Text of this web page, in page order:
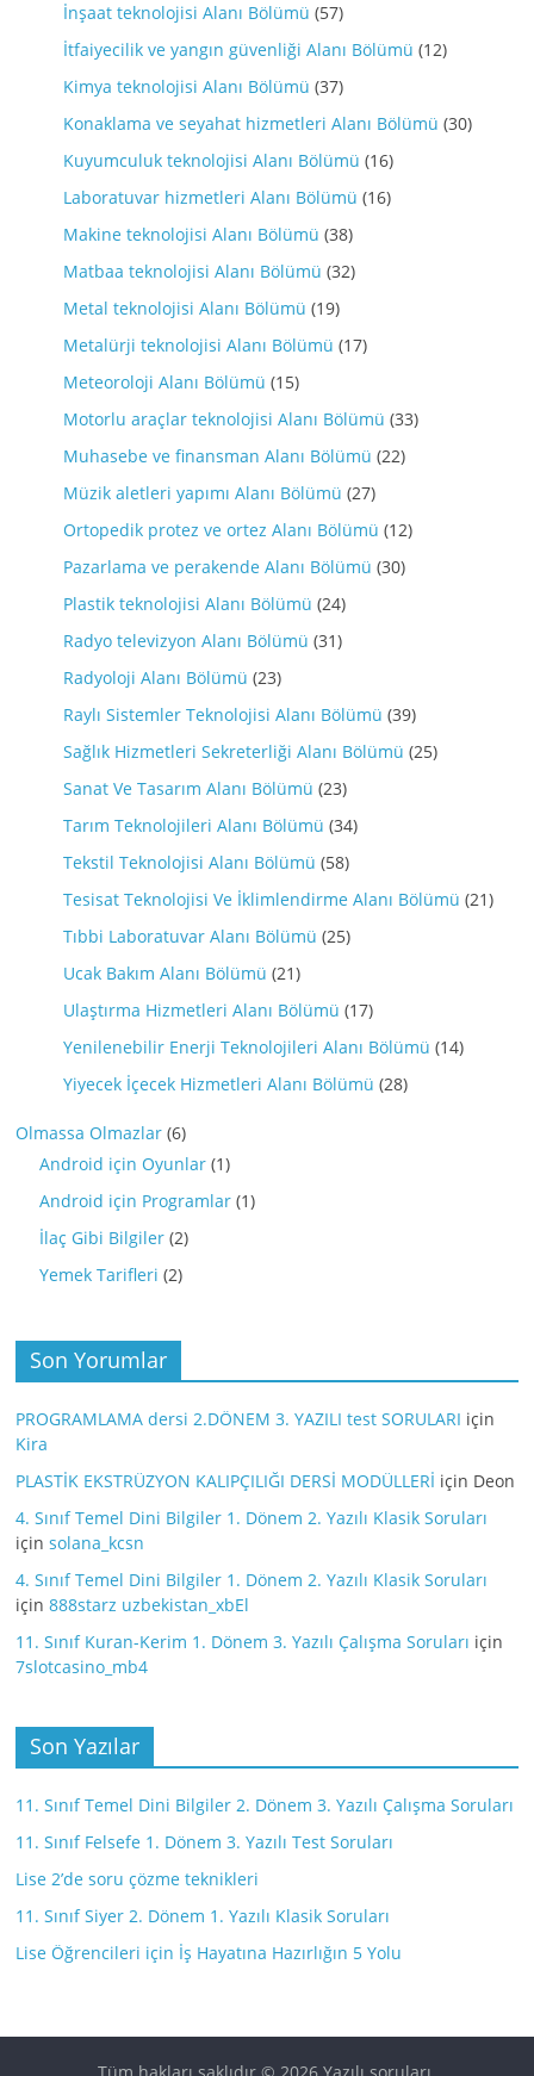
İnşaat teknolojisi Alanı Bölümü (57)
İtfaiyecilik ve yangın güvenliği Alanı Bölümü (12)
Kimya teknolojisi Alanı Bölümü (37)
Konaklama ve seyahat hizmetleri Alanı Bölümü (30)
Kuyumculuk teknolojisi Alanı Bölümü (16)
Laboratuvar hizmetleri Alanı Bölümü (16)
Makine teknolojisi Alanı Bölümü (38)
Matbaa teknolojisi Alanı Bölümü (32)
Metal teknolojisi Alanı Bölümü (19)
Metalürji teknolojisi Alanı Bölümü (17)
Meteoroloji Alanı Bölümü (15)
Motorlu araçlar teknolojisi Alanı Bölümü (33)
Muhasebe ve finansman Alanı Bölümü (22)
Müzik aletleri yapımı Alanı Bölümü (27)
Ortopedik protez ve ortez Alanı Bölümü (12)
Pazarlama ve perakende Alanı Bölümü (30)
Plastik teknolojisi Alanı Bölümü (24)
Radyo televizyon Alanı Bölümü (31)
Radyoloji Alanı Bölümü (23)
Raylı Sistemler Teknolojisi Alanı Bölümü (39)
Sağlık Hizmetleri Sekreterliği Alanı Bölümü (25)
Sanat Ve Tasarım Alanı Bölümü (23)
Tarım Teknolojileri Alanı Bölümü (34)
Tekstil Teknolojisi Alanı Bölümü (58)
Tesisat Teknolojisi Ve İklimlendirme Alanı Bölümü (21)
Tıbbi Laboratuvar Alanı Bölümü (25)
Ucak Bakım Alanı Bölümü (21)
Ulaştırma Hizmetleri Alanı Bölümü (17)
Yenilenebilir Enerji Teknolojileri Alanı Bölümü (14)
Yiyecek İçecek Hizmetleri Alanı Bölümü (28)
Olmassa Olmazlar (6)
Android için Oyunlar (1)
Android için Programlar (1)
İlaç Gibi Bilgiler (2)
Yemek Tarifleri (2)
Son Yorumlar
PROGRAMLAMA dersi 2.DÖNEM 3. YAZILI test SORULARI için
Kira
PLASTİK EKSTRÜZYON KALIPÇILIĞI DERSİ MODÜLLERİ için Deon
4. Sınıf Temel Dini Bilgiler 1. Dönem 2. Yazılı Klasik Soruları
içinsolana_kcsn
4. Sınıf Temel Dini Bilgiler 1. Dönem 2. Yazılı Klasik Soruları
için888starz uzbekistan_xbEl
11. Sınıf Kuran-Kerim 1. Dönem 3. Yazılı Çalışma Soruları için
7slotcasino_mb4
Son Yazılar
11. Sınıf Temel Dini Bilgiler 2. Dönem 3. Yazılı Çalışma Soruları
11. Sınıf Felsefe 1. Dönem 3. Yazılı Test Soruları
Lise 2’de soru çözme teknikleri
11. Sınıf Siyer 2. Dönem 1. Yazılı Klasik Soruları
Lise Öğrencileri için İş Hayatına Hazırlığın 5 Yolu